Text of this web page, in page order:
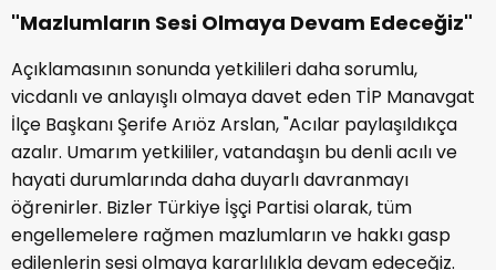
"Mazlumların Sesi Olmaya Devam Edeceğiz"
Açıklamasının sonunda yetkilileri daha sorumlu,
vicdanlı ve anlayışlı olmaya davet eden TİP Manavgat
İlçe Başkanı Şerife Arıöz Arslan, "Acılar paylaşıldıkça
azalır. Umarım yetkililer, vatandaşın bu denli acılı ve
hayati durumlarında daha duyarlı davranmayı
öğrenirler. Bizler Türkiye İşçi Partisi olarak, tüm
engellemelere rağmen mazlumların ve hakkı gasp
edilenlerin sesi olmaya kararlılıkla devam edeceğiz.